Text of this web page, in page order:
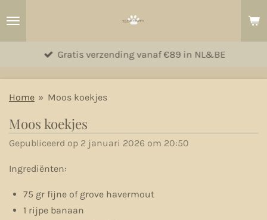
hoofdinhoud
Gratis verzending vanaf €89 in NL&BE
Home » Moos koekjes
Moos koekjes
Gepubliceerd op 2 januari 2026 om 20:50
Ingrediënten:
75 gr fijne of grove havermout
1 rijpe banaan